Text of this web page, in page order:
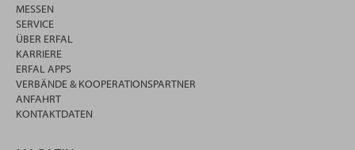
MESSEN
SERVICE
ÜBER ERFAL
KARRIERE
ERFAL APPS
VERBÄNDE & KOOPERATIONSPARTNER
ANFAHRT
KONTAKTDATEN